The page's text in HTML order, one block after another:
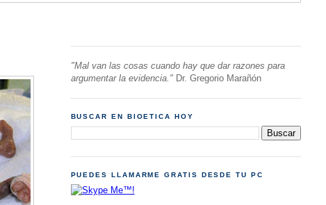
"Mal van las cosas cuando hay que dar razones para
argumentar la evidencia." Dr. Gregorio Marañón
BUSCAR EN BIOETICA HOY
PUEDES LLAMARME GRATIS DESDE TU PC